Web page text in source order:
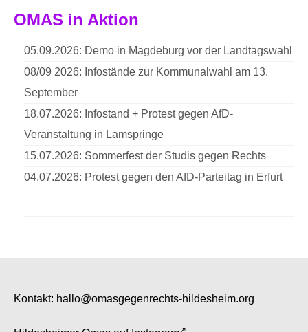
OMAS in Aktion
05.09.2026: Demo in Magdeburg vor der Landtagswahl
08/09 2026: Infostände zur Kommunalwahl am 13.
September
18.07.2026: Infostand + Protest gegen AfD-
Veranstaltung in Lamspringe
15.07.2026: Sommerfest der Studis gegen Rechts
04.07.2026: Protest gegen den AfD-Parteitag in Erfurt
Kontakt: hallo@omasgegenrechts-hildesheim.org